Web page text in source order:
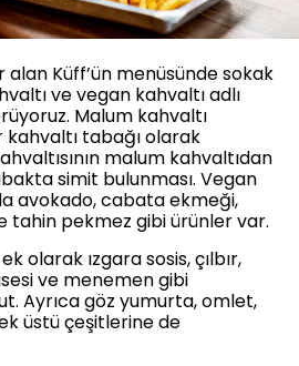
alan Küff’ün menüsünde sokak
ve vegan kahvaltı adlı
Malum kahvaltı
tabağı olarak
malum kahvaltıdan
simit bulunması. Vegan
avokado, cabata ekmeği,
tahin pekmez gibi ürünler var.
olarak ızgara sosis, çılbır,
ve menemen gibi
Ayrıca göz yumurta, omlet,
üstü çeşitlerine de